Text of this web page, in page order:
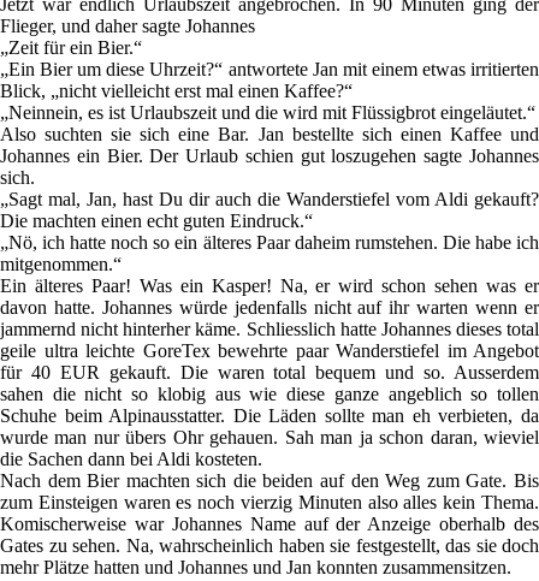
Flieger, und daher sagte Johannes
„Zeit für ein Bier.“
„Ein Bier um diese Uhrzeit?“ antwortete Jan mit einem etwas irritierten
Blick, „nicht vielleicht erst mal einen Kaffee?“
„Neinnein, es ist Urlaubszeit und die wird mit Flüssigbrot eingeläutet.“
Also suchten sie sich eine Bar. Jan bestellte sich einen Kaffee und
Johannes ein Bier. Der Urlaub schien gut loszugehen sagte Johannes
sich.
„Sagt mal, Jan, hast Du dir auch die Wanderstiefel vom Aldi gekauft?
Die machten einen echt guten Eindruck.“
„Nö, ich hatte noch so ein älteres Paar daheim rumstehen. Die habe ich
mitgenommen.“
Ein älteres Paar! Was ein Kasper! Na, er wird schon sehen was er
davon hatte. Johannes würde jedenfalls nicht auf ihr warten wenn er
jammernd nicht hinterher käme. Schliesslich hatte Johannes dieses total
geile ultra leichte GoreTex bewehrte paar Wanderstiefel im Angebot
für 40 EUR gekauft. Die waren total bequem und so. Ausserdem
sahen die nicht so klobig aus wie diese ganze angeblich so tollen
Schuhe beim Alpinausstatter. Die Läden sollte man eh verbieten, da
wurde man nur übers Ohr gehauen. Sah man ja schon daran, wieviel
die Sachen dann bei Aldi kosteten.
Nach dem Bier machten sich die beiden auf den Weg zum Gate. Bis
zum Einsteigen waren es noch vierzig Minuten also alles kein Thema.
Komischerweise war Johannes Name auf der Anzeige oberhalb des
Gates zu sehen. Na, wahrscheinlich haben sie festgestellt, das sie doch
mehr Plätze hatten und Johannes und Jan konnten zusammensitzen.